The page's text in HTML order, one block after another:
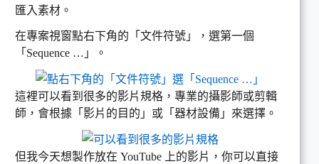
匯入素材。
在專案視窗點右下角的「文件符號」，選第一個
「Sequence …」。
這裡可以看到很多的影片規格，專業的攝影師或剪輯
師，會根據「影片的目的」或「器材設備」來選擇。
但我今天想製作放在 YouTube 上的影片，你可以直接